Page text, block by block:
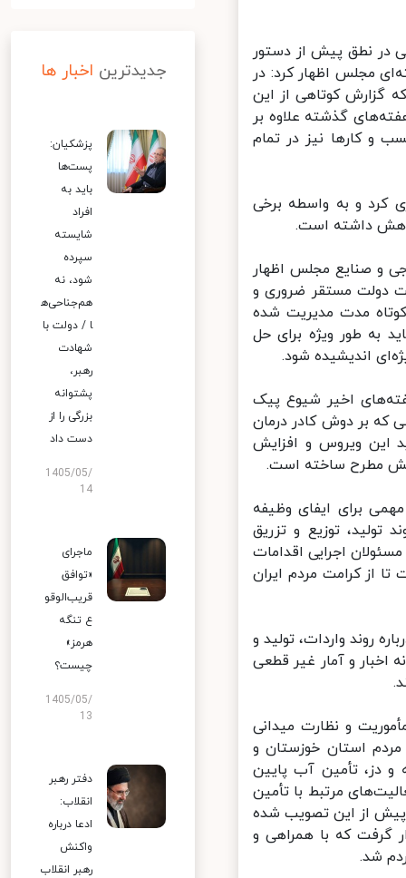
در نطق پیش از دستور
مجلس اظهار کرد: در
کوتاهی از این
گذشته علاوه بر
و کارها نیز در تمام
و به واسطه برخی
داشته است.
صنایع مجلس اظهار
دولت مستقر ضروری و
مدت مدیریت شده
طور ویژه برای حل
اندیشیده شود.
اخیر شیوع پیک
بر دوش کادر درمان
این ویروس و افزایش
مطرح ساخته است.
برای ایفای وظیفه
توزیع و تزریق
اجرایی اقدامات
از کرامت مردم ایران
روند واردات، تولید و
اخبار و آمار غیر قطعی
و نظارت میدانی
استان خوزستان و
تأمین آب پایین
مرتبط با تأمین
از این تصویب شده
گرفت که با همراهی و
شد.
جدیدترین اخبار ها
پزشکیان:
پست‌ها
باید به
افراد
شایسته
سپرده
شود، نه
هم‌جناحی‌ه
ا / دولت با
شهادت
رهبر،
پشتوانه
بزرگی را از
دست داد
1405/05/
14
ماجرای
«توافق
قریب‌الوقو
ع تنگه
هرمز»
چیست؟
1405/05/
13
دفتر رهبر
انقلاب:
ادعا درباره
واکنش
رهبر انقلاب